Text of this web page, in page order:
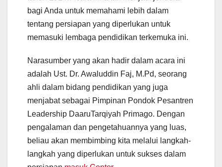
bagi Anda untuk memahami lebih dalam
tentang persiapan yang diperlukan untuk
memasuki lembaga pendidikan terkemuka ini.
Narasumber yang akan hadir dalam acara ini
adalah Ust. Dr. Awaluddin Faj, M.Pd, seorang
ahli dalam bidang pendidikan yang juga
menjabat sebagai Pimpinan Pondok Pesantren
Leadership DaaruTarqiyah Primago. Dengan
pengalaman dan pengetahuannya yang luas,
beliau akan membimbing kita melalui langkah-
langkah yang diperlukan untuk sukses dalam